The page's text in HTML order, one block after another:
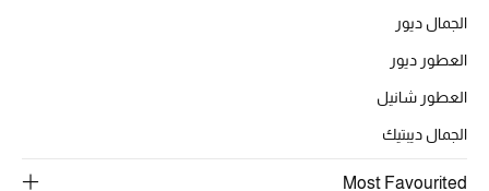
الجمال ديور
العطور ديور
العطور شانيل
الجمال ديبتيك
Most Favourited